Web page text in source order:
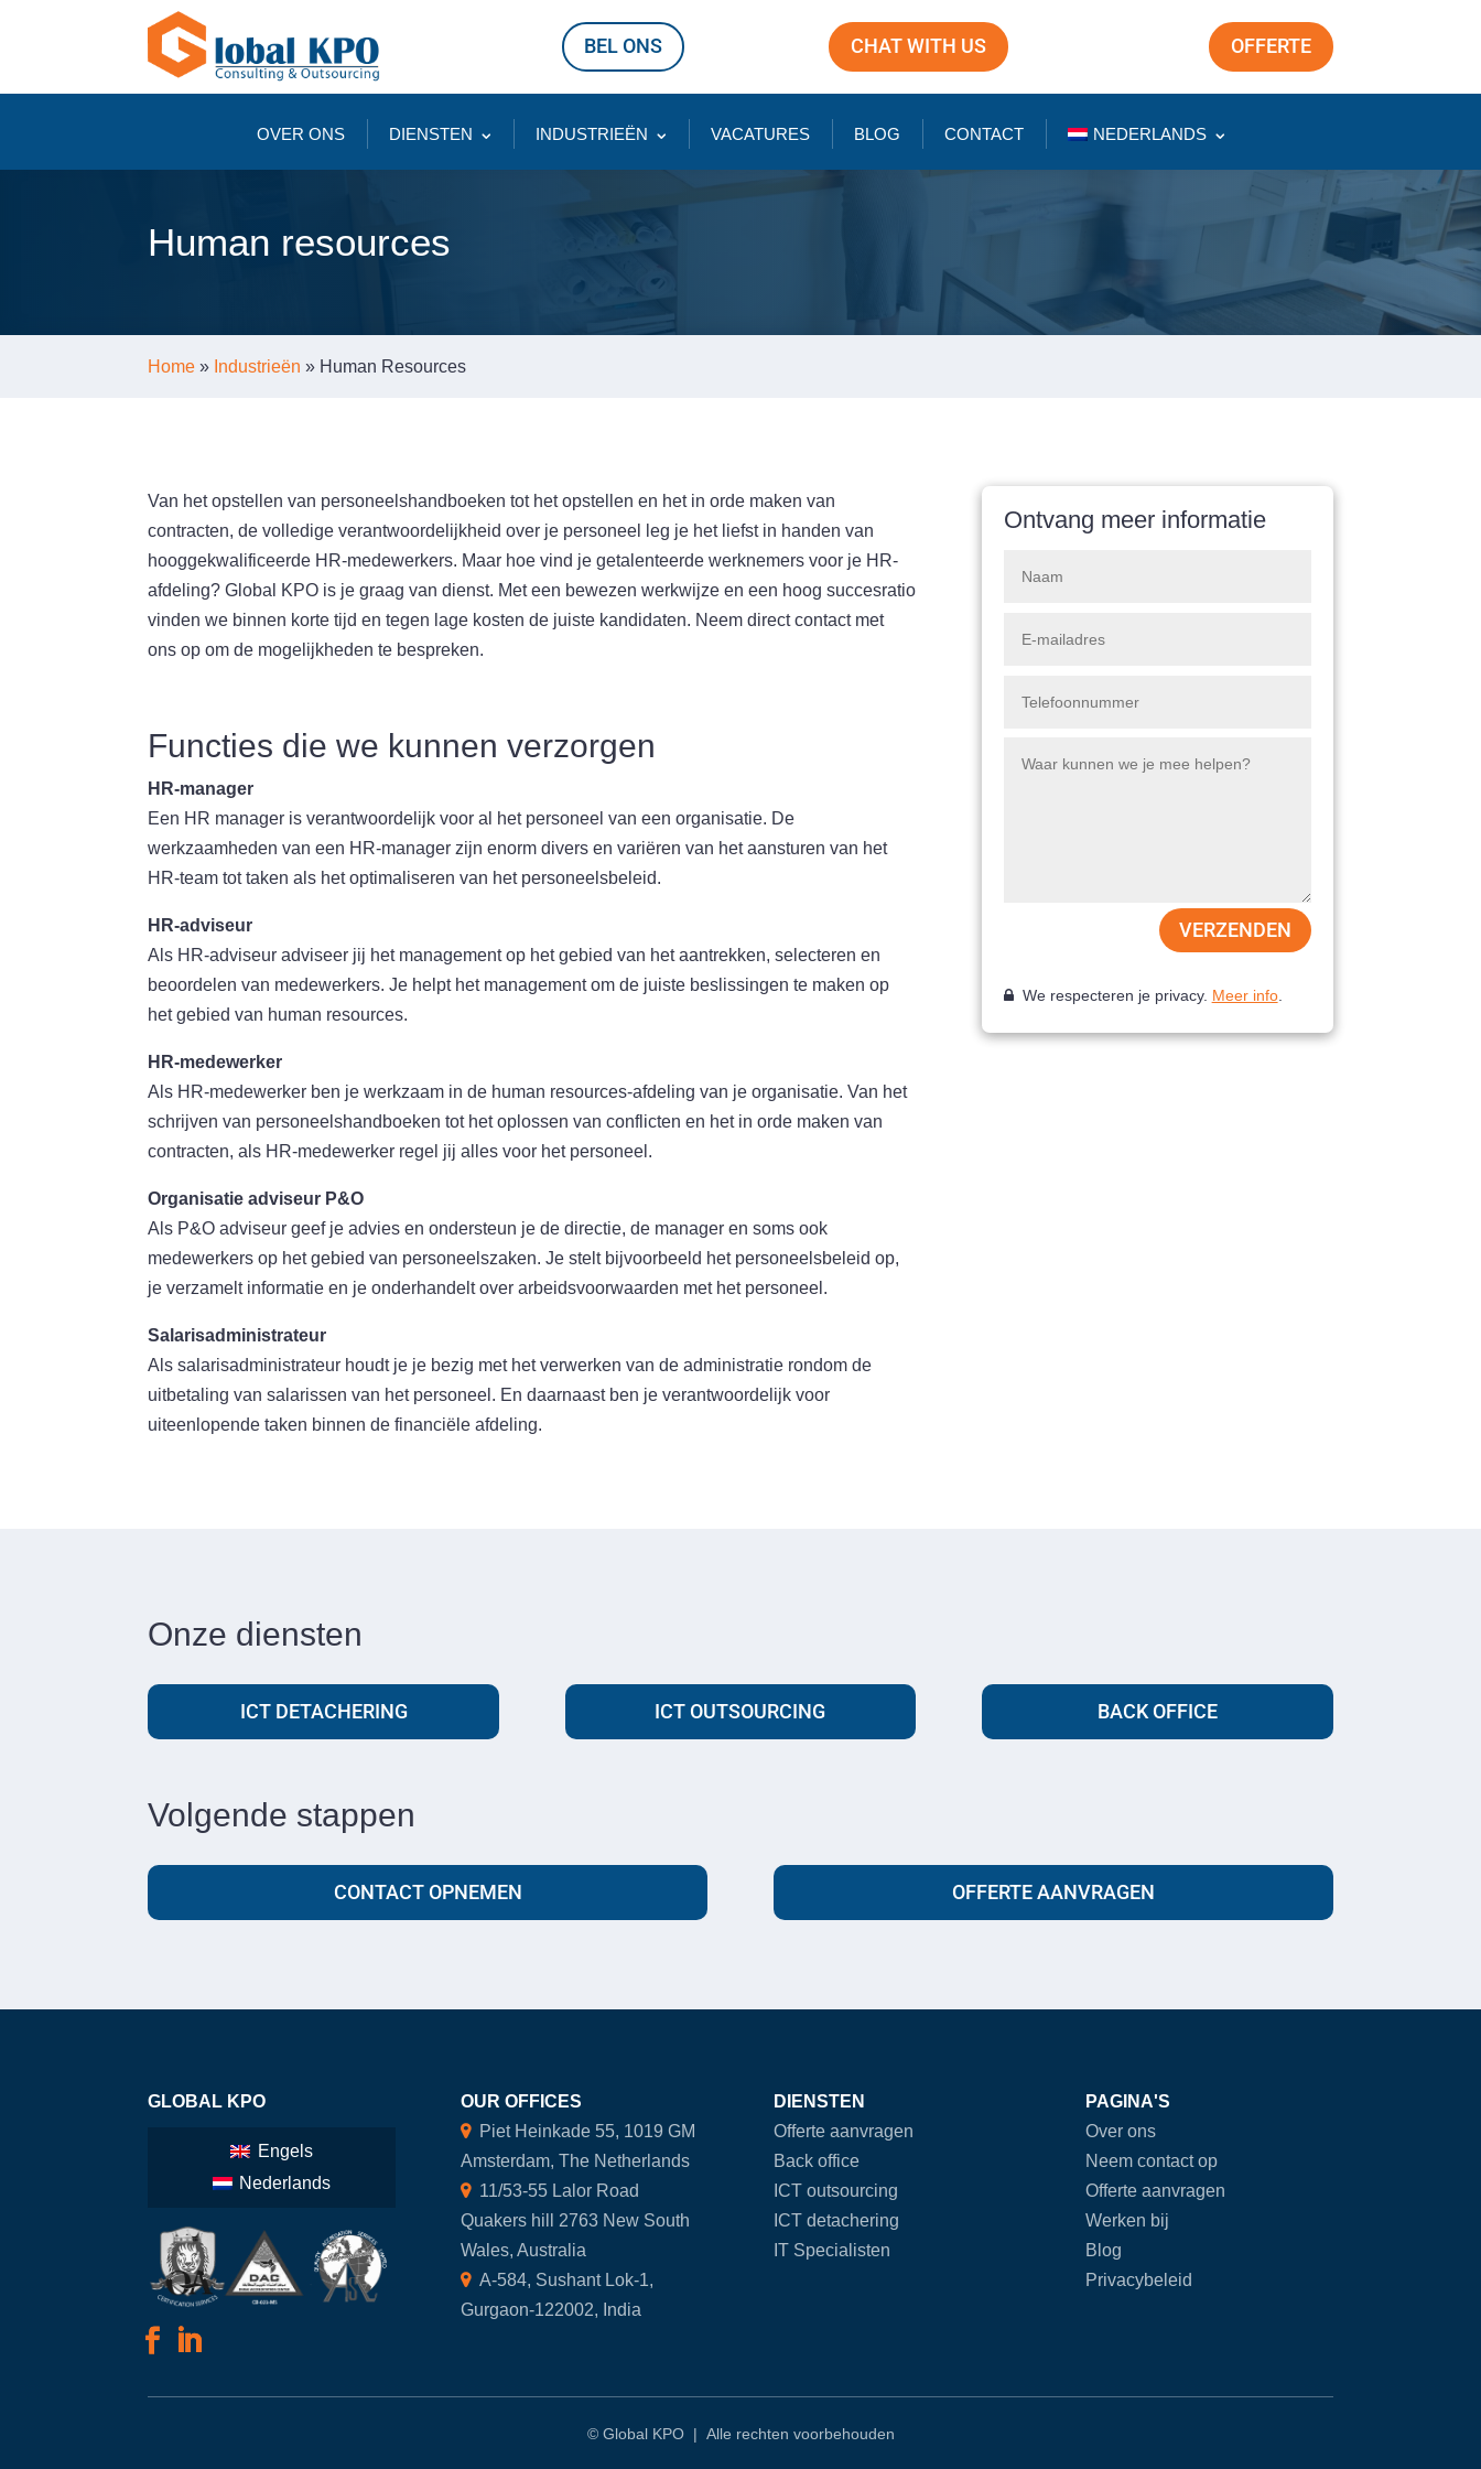
BEL ONS CHAT WITH US OFFERTE
OVER ONS DIENSTEN INDUSTRIEËN VACATURES BLOG CONTACT NEDERLANDS
Human resources
Home » Industrieën » Human Resources
Van het opstellen van personeelshandboeken tot het opstellen en het in orde maken van
contracten, de volledige verantwoordelijkheid over je personeel leg je het liefst in handen van
hooggekwalificeerde HR-medewerkers. Maar hoe vind je getalenteerde werknemers voor je HR-
afdeling? Global KPO is je graag van dienst. Met een bewezen werkwijze en een hoog succesratio
vinden we binnen korte tijd en tegen lage kosten de juiste kandidaten. Neem direct contact met
ons op om de mogelijkheden te bespreken.
Functies die we kunnen verzorgen
HR-manager
Een HR manager is verantwoordelijk voor al het personeel van een organisatie. De
werkzaamheden van een HR-manager zijn enorm divers en variëren van het aansturen van het
HR-team tot taken als het optimaliseren van het personeelsbeleid.
HR-adviseur
Als HR-adviseur adviseer jij het management op het gebied van het aantrekken, selecteren en
beoordelen van medewerkers. Je helpt het management om de juiste beslissingen te maken op
het gebied van human resources.
HR-medewerker
Als HR-medewerker ben je werkzaam in de human resources-afdeling van je organisatie. Van het
schrijven van personeelshandboeken tot het oplossen van conflicten en het in orde maken van
contracten, als HR-medewerker regel jij alles voor het personeel.
Organisatie adviseur P&O
Als P&O adviseur geef je advies en ondersteun je de directie, de manager en soms ook
medewerkers op het gebied van personeelszaken. Je stelt bijvoorbeeld het personeelsbeleid op,
je verzamelt informatie en je onderhandelt over arbeidsvoorwaarden met het personeel.
Salarisadministrateur
Als salarisadministrateur houdt je je bezig met het verwerken van de administratie rondom de
uitbetaling van salarissen van het personeel. En daarnaast ben je verantwoordelijk voor
uiteenlopende taken binnen de financiële afdeling.
Ontvang meer informatie
VERZENDEN
We respecteren je privacy. Meer info.
Onze diensten
ICT DETACHERING ICT OUTSOURCING BACK OFFICE
Volgende stappen
CONTACT OPNEMEN OFFERTE AANVRAGEN
GLOBAL KPO
Engels
Nederlands
OUR OFFICES
Piet Heinkade 55, 1019 GM
Amsterdam, The Netherlands
11/53-55 Lalor Road
Quakers hill 2763 New South
Wales, Australia
A-584, Sushant Lok-1,
Gurgaon-122002, India
DIENSTEN
Offerte aanvragen
Back office
ICT outsourcing
ICT detachering
IT Specialisten
PAGINA'S
Over ons
Neem contact op
Offerte aanvragen
Werken bij
Blog
Privacybeleid
© Global KPO | Alle rechten voorbehouden